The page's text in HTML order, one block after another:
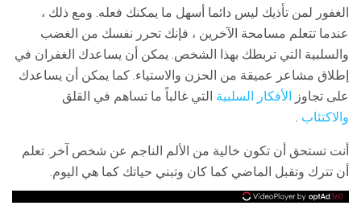
الغفور لمن تأذيك ليس دائما أسهل ما يمكنك فعله. ومع ذلك ،
عندما تتعلم مسامحة الآخرين ، فإنك تحرر نفسك من الغضب
والسلبية التي تربطك بهذا الشخص. يمكن أن يساعدك الغفران في
إطلاق مشاعر عميقة من الحزن والاستياء. كما يمكن أن يساعدك
على تجاوز الأفكار السلبية التي غالباً ما تساهم في القلق
والاكتئاب .
أنت تستحق أن تكون خالية من الألم الناجم عن شخص آخر. تعلم
أن تترك وتقبل الماضي كما كان وتبني حياتك كما هي اليوم.